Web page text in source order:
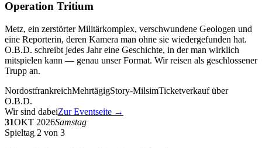
Operation Tritium
Metz, ein zerstörter Militärkomplex, verschwundene Geologen und
eine Reporterin, deren Kamera man ohne sie wiedergefunden hat.
O.B.D. schreibt jedes Jahr eine Geschichte, in der man wirklich
mitspielen kann — genau unser Format. Wir reisen als geschlossener
Trupp an.
NordostfrankreichMehrtägigStory-MilsimTicketverkauf über
O.B.D.
Wir sind dabeiZur Eventseite →
31OKT 2026Samstag
Spieltag 2 von 3